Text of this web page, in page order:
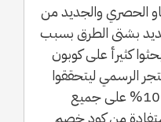
الحصري والجديد من
بشتى الطرق بسبب
كثيرأ على كوبون
الرسمي ليتحققوا
من فعالة الكوبون وانه فعال 100% على جميع